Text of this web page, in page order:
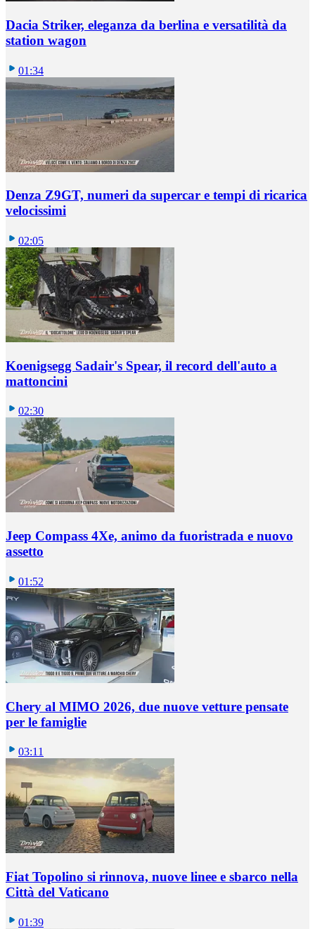
Dacia Striker, eleganza da berlina e versatilità da
station wagon
01:34
Denza Z9GT, numeri da supercar e tempi di ricarica
velocissimi
02:05
Koenigsegg Sadair's Spear, il record dell'auto a
mattoncini
02:30
Jeep Compass 4Xe, animo da fuoristrada e nuovo
assetto
01:52
Chery al MIMO 2026, due nuove vetture pensate
per le famiglie
03:11
Fiat Topolino si rinnova, nuove linee e sbarco nella
Città del Vaticano
01:39